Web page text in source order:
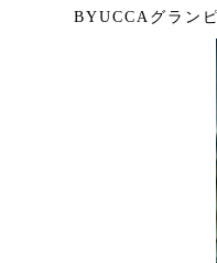
BYUCCAグラン